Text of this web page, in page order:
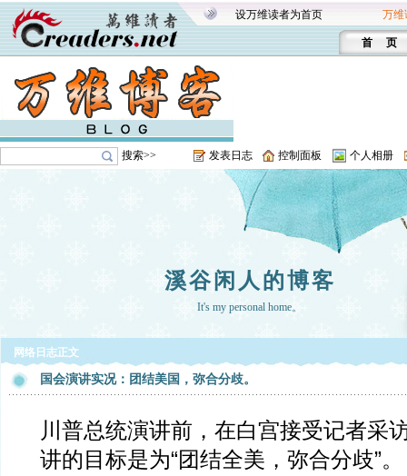
设万维读者为首页 万维
首 页
搜索>> 发表日志 控制面板 个人相册
溪谷闲人的博客
It's my personal home。
网络日志正文
国会演讲实况：团结美国，弥合分歧。
川普总统演讲前，在白宫接受记者采
讲的目标是为“团结全美，弥合分歧”。